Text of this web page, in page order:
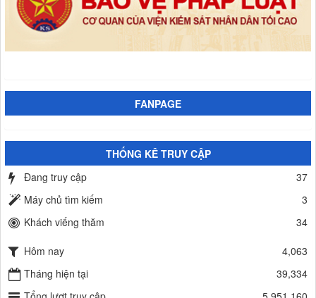
FANPAGE
THỐNG KÊ TRUY CẬP
Đang truy cập
37
Máy chủ tìm kiếm
3
Khách viếng thăm
34
Hôm nay
4,063
Tháng hiện tại
39,334